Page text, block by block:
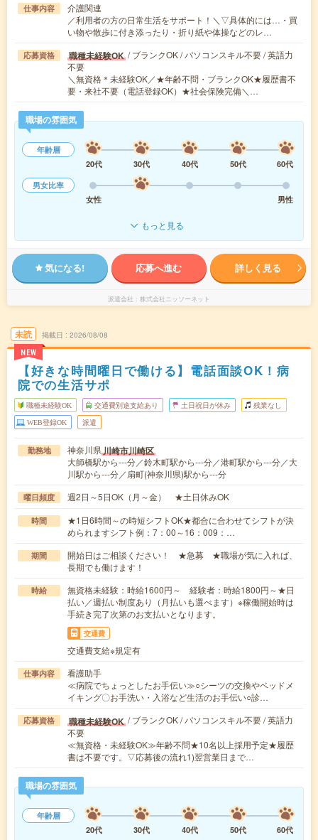
仕事内容
介護関連
／利用者の方の日常生活をサポート！＼▽具体的には…・買
い物や散歩に付き添ったり・折り紙や体操などのレ…
応募資格 職種未経験OK / ブランクOK / パソコンスキル不要 / 英語力
不要
＼無資格＊未経験OK／★年齢不問・ブランクOK★履歴書不
要・来社不要（電話登録OK）★社会保険完備＼…
職場の雰囲気
年齢層
20代
30代 40代 50代
60代
男女比率
女性
男性
もっと見る
気になる! 応募へ進む 詳しく見る
派遣会社 株式会社ニッソーネット
未読
NEW
掲載日 2026/08/08
【好きな時間曜日で働ける】電話面談OK！病
院での生活サポ
職種未経験OK 交通費別途支給あり 土日祝日が休み 残業なし
WEB登録OK 派遣
勤務地 神奈川県川崎市川崎区
大師橋駅から---分／鈴木町駅から---分／港町駅から---分／大
川駅から---分／扇町(神奈川県)駅から---分
曜日頻度 週2日～5日OK（月～金） ★土日休みOK
時間
★1日6時間～の時短シフトOK★都合に合わせてシフトが決
められますシフト例：7：00～16：009：…
期間
開始日はご相談ください！ ★急募 ★職場が気に入れば、
長期でも働けます！
時給
無資格未経験：時給1600円～ 経験者：時給1800円～★日
払い／週払い制度あり（月払いも選べます）※稼働開始時は
手続き完了次第のお支払いとなります。
交通費
交通費支給※規定有
仕事内容
看護助手
≪病院でちょっとしたお手伝い≫○シーツの交換やベッドメ
イキング〇お手洗い・入浴など生活のお手伝い○診…
応募資格 職種未経験OK / ブランクOK / パソコンスキル不要 / 英語力
不要
≪無資格・未経験OK≫年齢不問★10名以上採用予定★履歴
書は不要です。▽応募後の流れ1)翌営業日まで…
職場の雰囲気
年齢層
20代
30代 40代 50代 60代